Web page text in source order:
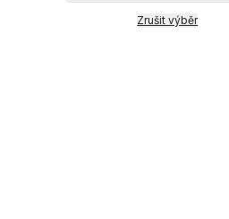
Zrušit výběr